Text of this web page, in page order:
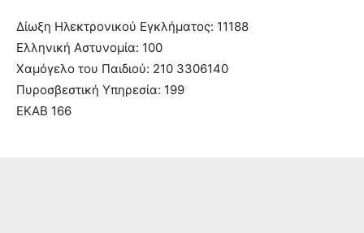
Δίωξη Ηλεκτρονικού Εγκλήματος: 11188
Ελληνική Αστυνομία: 100
Χαμόγελο του Παιδιού: 210 3306140
Πυροσβεστική Υπηρεσία: 199
ΕΚΑΒ 166